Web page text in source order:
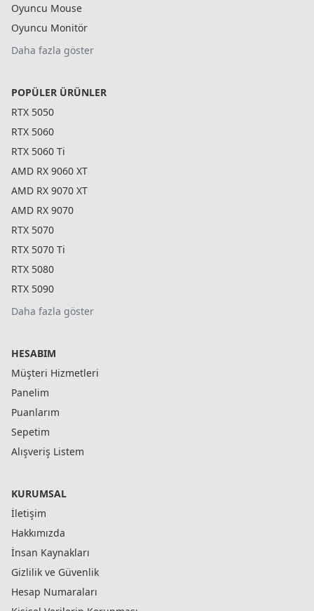
Oyuncu Mouse
Oyuncu Monitör
Daha fazla göster
POPÜLER ÜRÜNLER
RTX 5050
RTX 5060
RTX 5060 Ti
AMD RX 9060 XT
AMD RX 9070 XT
AMD RX 9070
RTX 5070
RTX 5070 Ti
RTX 5080
RTX 5090
Daha fazla göster
HESABIM
Müşteri Hizmetleri
Panelim
Puanlarım
Sepetim
Alışveriş Listem
KURUMSAL
İletişim
Hakkımızda
İnsan Kaynakları
Gizlilik ve Güvenlik
Hesap Numaraları